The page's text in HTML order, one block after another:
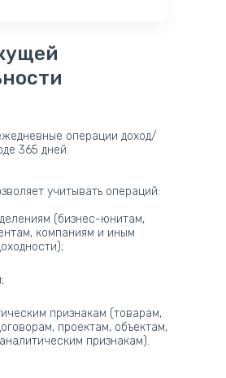
операции доход/
365 дней.
учитывать операций:
(бизнес-юнитам,
компаниям и иным
признакам (товарам,
проектам, объектам,
признакам).